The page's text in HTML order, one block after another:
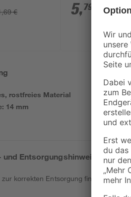
€ 5,79
rostfreies Material
14 mm
Entsorgungshinweise
zur korrekten Entsorgung findest duhier.